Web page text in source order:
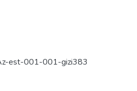
est-001-001-gizi383